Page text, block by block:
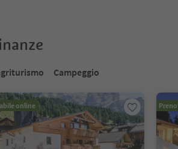
Campeggio
online